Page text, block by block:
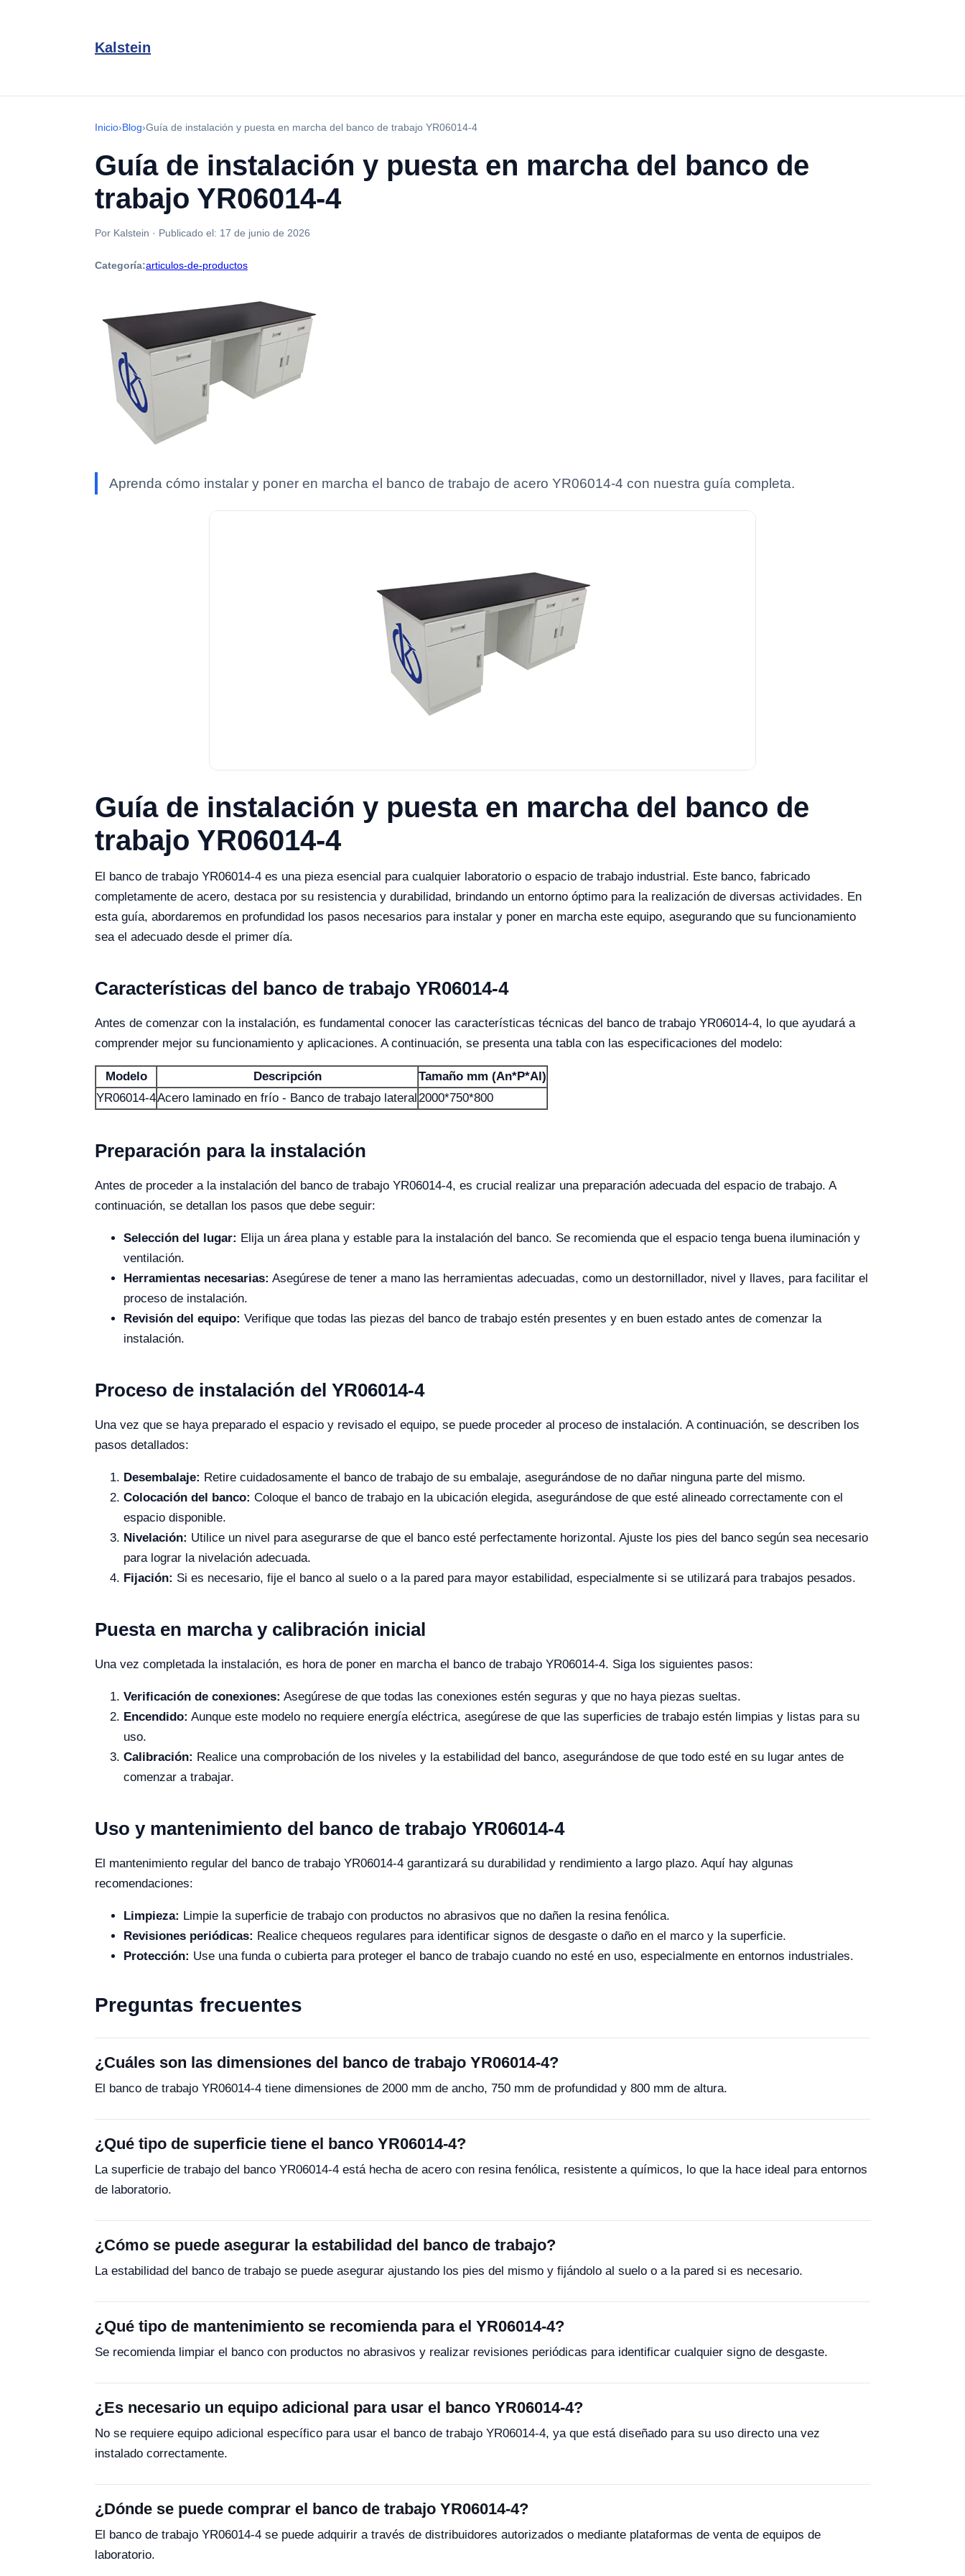
Kalstein
Inicio›Blog›Guía de instalación y puesta en marcha del banco de trabajo YR06014-4
Guía de instalación y puesta en marcha del banco de
trabajo YR06014-4
Por Kalstein · Publicado el: 17 de junio de 2026
Categoría:articulos-de-productos
Aprenda cómo instalar y poner en marcha el banco de trabajo de acero YR06014-4 con nuestra guía completa.
Guía de instalación y puesta en marcha del banco de
trabajo YR06014-4
El banco de trabajo YR06014-4 es una pieza esencial para cualquier laboratorio o espacio de trabajo industrial. Este banco, fabricado
completamente de acero, destaca por su resistencia y durabilidad, brindando un entorno óptimo para la realización de diversas actividades. En
esta guía, abordaremos en profundidad los pasos necesarios para instalar y poner en marcha este equipo, asegurando que su funcionamiento
sea el adecuado desde el primer día.
Características del banco de trabajo YR06014-4
Antes de comenzar con la instalación, es fundamental conocer las características técnicas del banco de trabajo YR06014-4, lo que ayudará a
comprender mejor su funcionamiento y aplicaciones. A continuación, se presenta una tabla con las especificaciones del modelo:
Modelo Descripción
Tamaño mm (An*P*Al)
YR06014-4Acero laminado en frío - Banco de trabajo lateral2000*750*800
Preparación para la instalación
Antes de proceder a la instalación del banco de trabajo YR06014-4, es crucial realizar una preparación adecuada del espacio de trabajo. A
continuación, se detallan los pasos que debe seguir:
Selección del lugar: Elija un área plana y estable para la instalación del banco. Se recomienda que el espacio tenga buena iluminación y
ventilación.
Herramientas necesarias: Asegúrese de tener a mano las herramientas adecuadas, como un destornillador, nivel y llaves, para facilitar el
proceso de instalación.
Revisión del equipo: Verifique que todas las piezas del banco de trabajo estén presentes y en buen estado antes de comenzar la
instalación.
Proceso de instalación del YR06014-4
Una vez que se haya preparado el espacio y revisado el equipo, se puede proceder al proceso de instalación. A continuación, se describen los
pasos detallados:
Desembalaje: Retire cuidadosamente el banco de trabajo de su embalaje, asegurándose de no dañar ninguna parte del mismo.
Colocación del banco: Coloque el banco de trabajo en la ubicación elegida, asegurándose de que esté alineado correctamente con el
espacio disponible.
Nivelación: Utilice un nivel para asegurarse de que el banco esté perfectamente horizontal. Ajuste los pies del banco según sea necesario
para lograr la nivelación adecuada.
Fijación: Si es necesario, fije el banco al suelo o a la pared para mayor estabilidad, especialmente si se utilizará para trabajos pesados.
Puesta en marcha y calibración inicial
Una vez completada la instalación, es hora de poner en marcha el banco de trabajo YR06014-4. Siga los siguientes pasos:
Verificación de conexiones: Asegúrese de que todas las conexiones estén seguras y que no haya piezas sueltas.
Encendido: Aunque este modelo no requiere energía eléctrica, asegúrese de que las superficies de trabajo estén limpias y listas para su
uso.
Calibración: Realice una comprobación de los niveles y la estabilidad del banco, asegurándose de que todo esté en su lugar antes de
comenzar a trabajar.
Uso y mantenimiento del banco de trabajo YR06014-4
El mantenimiento regular del banco de trabajo YR06014-4 garantizará su durabilidad y rendimiento a largo plazo. Aquí hay algunas
recomendaciones:
Limpieza: Limpie la superficie de trabajo con productos no abrasivos que no dañen la resina fenólica.
Revisiones periódicas: Realice chequeos regulares para identificar signos de desgaste o daño en el marco y la superficie.
Protección: Use una funda o cubierta para proteger el banco de trabajo cuando no esté en uso, especialmente en entornos industriales.
Preguntas frecuentes
¿Cuáles son las dimensiones del banco de trabajo YR06014-4?
El banco de trabajo YR06014-4 tiene dimensiones de 2000 mm de ancho, 750 mm de profundidad y 800 mm de altura.
¿Qué tipo de superficie tiene el banco YR06014-4?
La superficie de trabajo del banco YR06014-4 está hecha de acero con resina fenólica, resistente a químicos, lo que la hace ideal para entornos
de laboratorio.
¿Cómo se puede asegurar la estabilidad del banco de trabajo?
La estabilidad del banco de trabajo se puede asegurar ajustando los pies del mismo y fijándolo al suelo o a la pared si es necesario.
¿Qué tipo de mantenimiento se recomienda para el YR06014-4?
Se recomienda limpiar el banco con productos no abrasivos y realizar revisiones periódicas para identificar cualquier signo de desgaste.
¿Es necesario un equipo adicional para usar el banco YR06014-4?
No se requiere equipo adicional específico para usar el banco de trabajo YR06014-4, ya que está diseñado para su uso directo una vez
instalado correctamente.
¿Dónde se puede comprar el banco de trabajo YR06014-4?
El banco de trabajo YR06014-4 se puede adquirir a través de distribuidores autorizados o mediante plataformas de venta de equipos de
laboratorio.